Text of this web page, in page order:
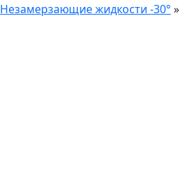
Незамерзающие жидкости -30° »